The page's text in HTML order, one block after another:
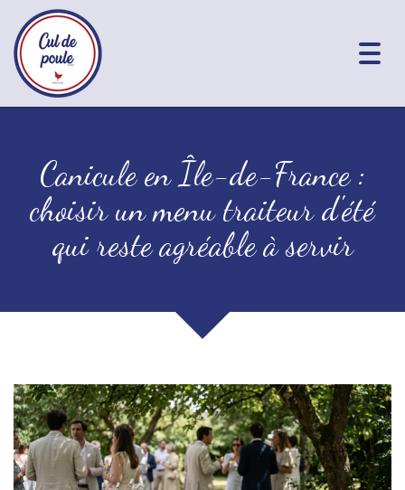
Canicule en Île-de-France :
choisir un menu traiteur d'été
qui reste agréable à servir